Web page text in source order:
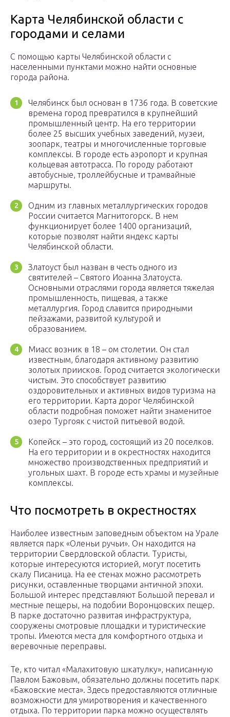
Карта Челябинской области с
городами и селами
С помощью карты Челябинской области с
населенными пунктами можно найти основные
города района.
Челябинск был основан в 1736 года. В советские
времена город превратился в крупнейший
промышленный центр. На его территории
более 25 высших учебных заведений, музеи,
зоопарк, театры и многочисленные торговые
комплексы. В городе есть аэропорт и крупная
кольцевая автотрасса. По городу работают
автобусные, троллейбусные и трамвайные
маршруты.
Одним из главных металлургических городов
России считается Магнитогорск. В нем
функционирует более 1400 организаций,
которые позволят найти яндекс карты
Челябинской области.
Златоуст был назван в честь одного из
святителей – Святого Иоанна Златоуста.
Основными отраслями города является тяжелая
промышленность, пищевая, а также
металлургия. Город славится природными
пейзажами, развитой культурой и
образованием.
Миасс возник в 18 – ом столетии. Он стал
известным, благодаря активному развитию
золотых приисков. Город считается экологически
чистым. Это способствует развитию
оздоровительных и активных видов туризма на
его территории. Карта дорог Челябинской
области подробная поможет найти знаменитое
озеро Тургояк с чистой питьевой водой.
Копейск – это город, состоящий из 20 поселков.
На его территории и в окрестностях находится
множество производственных предприятий и
угольных шахт. В городе есть храмы и музейные
комплексы.
Что посмотреть в окрестностях
Наиболее известным заповедным объектом на Урале
является парк «Оленьи ручьи». Он находится на
территории Свердловской области. Туристы,
которые интересуются историей, могут посетить
скалу Писаница. На ее стенах можно рассмотреть
рисунки, оставленные творцами античной эпохи.
Большой интерес представляют Большой перевал и
местные пещеры, на подобии Воронцовских пещер.
В парке достаточно развитая инфраструктура,
сооружены смотровые площадки и туристические
тропы. Имеются места для комфортного отдыха и
веревочные переправы.
Те, кто читал «Малахитовую шкатулку», написанную
Павлом Бажовым, обязательно должны посетить парк
«Бажовские места». Здесь предоставляются отличные
возможности для умиротворения и качественного
отдыха. По территории парка можно осуществлять